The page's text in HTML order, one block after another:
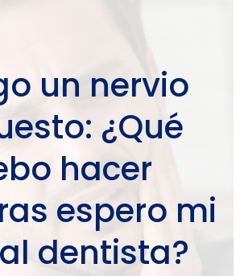
un nervio
¿Qué
hacer
espero mi
dentista?